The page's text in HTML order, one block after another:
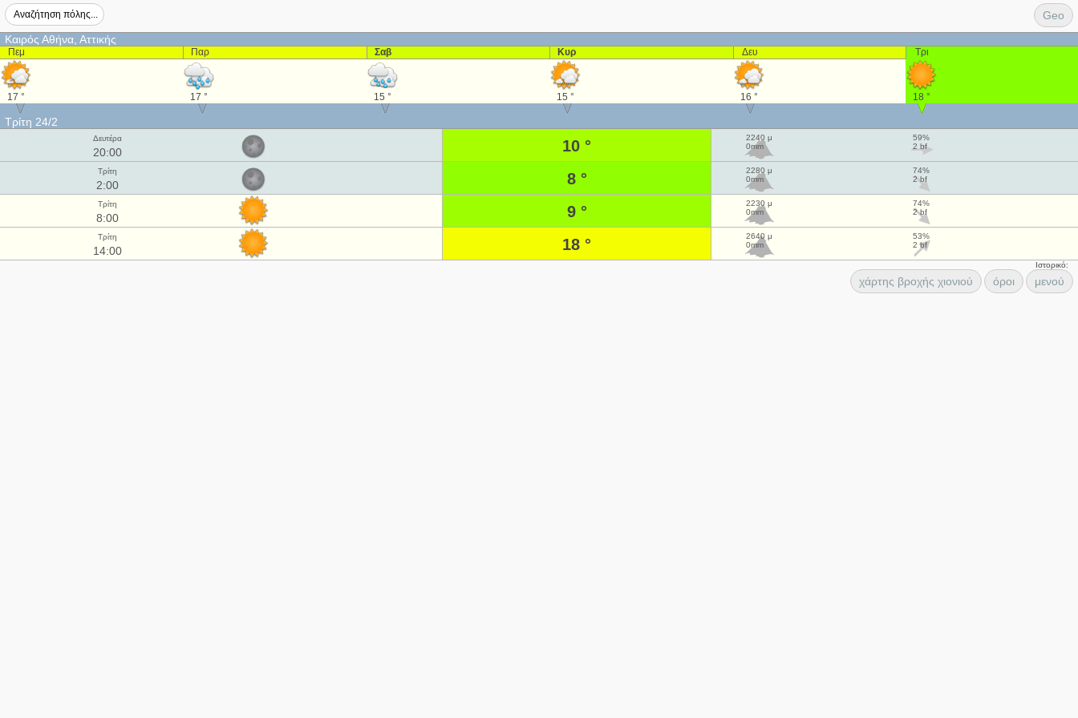
Geo
Καιρός Αθήνα, Αττικής
Πεμ
17 °
Παρ
17 °
Σαβ
15 °
Κυρ
15 °
Δευ
16 °
Τρι
18 °
Τρίτη 24/2
Δευτέρα
20:00 10 °
2240 μ
0mm
59%
2 bf
Τρίτη
2:00 8 °
2280 μ
0mm
74%
2 bf
Τρίτη
8:00 9 °
2230 μ
0mm
74%
2 bf
Τρίτη
14:00 18 °
2640 μ
0mm
53%
2 bf
Ιστορικό:
χάρτης βροχής χιονιού όροι μενού